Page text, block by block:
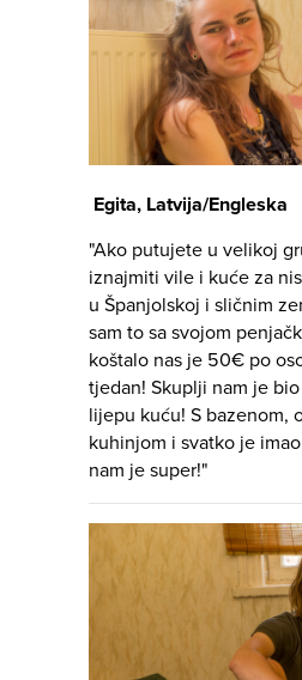
Egita, Latvija/Engleska
"Ako putujete u velikoj
iznajmiti vile i kuće za
u Španjolskoj i sličnim
sam to sa svojom
koštalo nas je 50€ po
tjedan! Skuplji nam je
lijepu kuću! S bazenom,
kuhinjom i svatko je
nam je super!"